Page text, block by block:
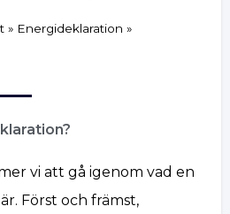
» Energideklaration »
vi att gå igenom vad en
är. Först och främst,